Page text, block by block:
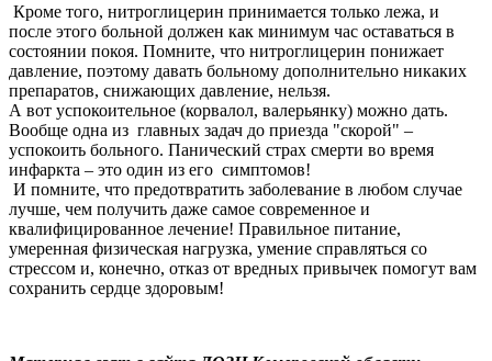
Кроме того, нитроглицерин принимается только лежа, и
после этого больной должен как минимум час оставаться в
состоянии покоя. Помните, что нитроглицерин понижает
давление, поэтому давать больному дополнительно никаких
препаратов, снижающих давление, нельзя.
А вот успокоительное (корвалол, валерьянку) можно дать.
Вообще одна из главных задач до приезда "скорой" –
успокоить больного. Панический страх смерти во время
инфаркта – это один из его симптомов!
И помните, что предотвратить заболевание в любом случае
лучше, чем получить даже самое современное и
квалифицированное лечение! Правильное питание,
умеренная физическая нагрузка, умение справляться со
стрессом и, конечно, отказ от вредных привычек помогут вам
сохранить сердце здоровым!